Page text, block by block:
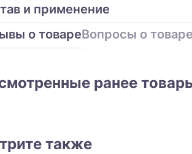
и применение
о товареВопросы о
ранее
также